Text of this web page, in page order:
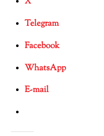
Telegram
Facebook
WhatsApp
E-mail